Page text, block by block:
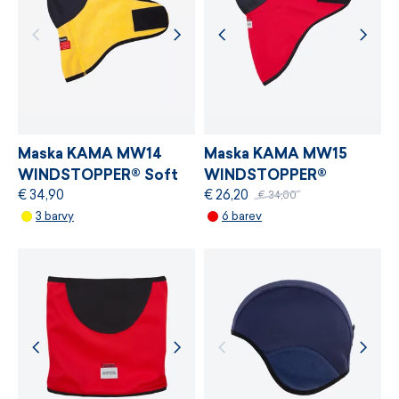
chemických látek, odpovědné využívání zdrojů
a řízení výrobních procesů.
Maska KAMA MW14
WINDSTOPPER® Soft
Shell
€ 34,90
3 barvy
Maska KAMA MW15
WINDSTOPPER®
€ 26,20 € 34,00
6 barev